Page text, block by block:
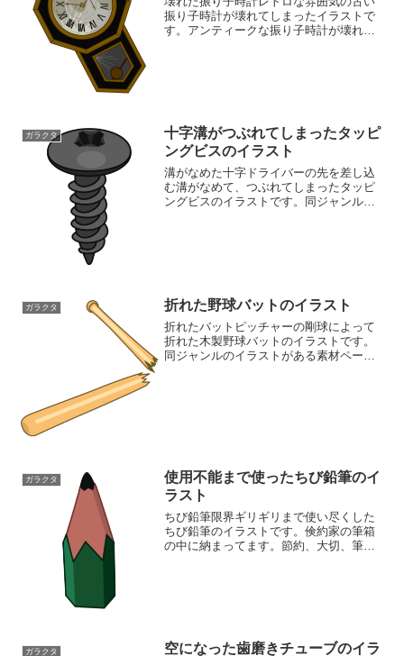
振り子時計が壊れてしまったイラストで
す。アンティークな振り子時計が壊れて
ガラクタ
十字溝がつぶれてしまったタッピ
ングビスのイラスト
溝がなめた十字ドライバーの先を差し込
む溝がなめて、つぶれてしまったタッピ
ングビスのイラストです。同ジャンルの
ガラクタ 折れた野球バットのイラスト
折れたバットピッチャーの剛球によって
折れた木製野球バットのイラストです。
同ジャンルのイラストがある素材ページ
ガラクタ
使用不能まで使ったちび鉛筆のイ
ラスト
ちび鉛筆限界ギリギリまで使い尽くした
ちび鉛筆のイラストです。倹約家の筆箱
の中に納まってます。節約、大切、筆記
ガラクタ
空になった歯磨きチューブのイラ